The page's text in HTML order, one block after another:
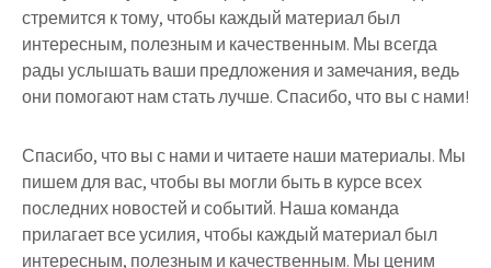
стремится к тому, чтобы каждый материал был
интересным, полезным и качественным. Мы всегда
рады услышать ваши предложения и замечания, ведь
они помогают нам стать лучше. Спасибо, что вы с нами!
Спасибо, что вы с нами и читаете наши материалы. Мы
пишем для вас, чтобы вы могли быть в курсе всех
последних новостей и событий. Наша команда
прилагает все усилия, чтобы каждый материал был
интересным, полезным и качественным. Мы ценим